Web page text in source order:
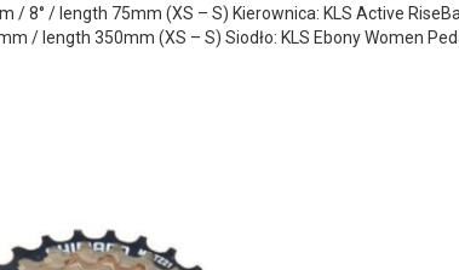
/ 8° / length 75mm (XS – S) Kierownica: KLS Active
/ length 350mm (XS – S) Siodło: KLS Ebony Women